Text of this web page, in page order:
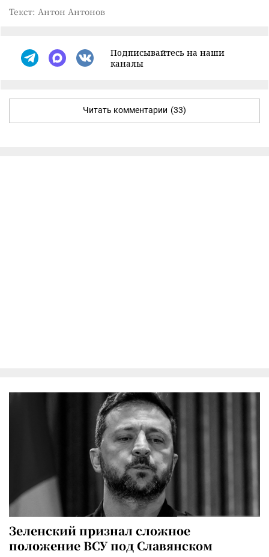
Текст: Антон Антонов
Подписывайтесь на наши
каналы
Читать комментарии (33)
Зеленский признал сложное
положение ВСУ под Славянском